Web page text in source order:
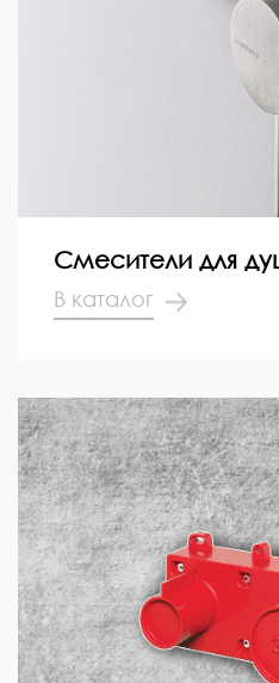
Смесители для
В каталог